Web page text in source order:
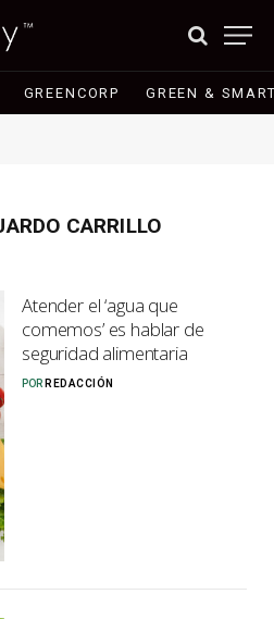
GREENCORP GREEN &
CARRILLO
Atender el ‘agua que
comemos’ es hablar de
seguridad alimentaria
POR REDACCIÓN